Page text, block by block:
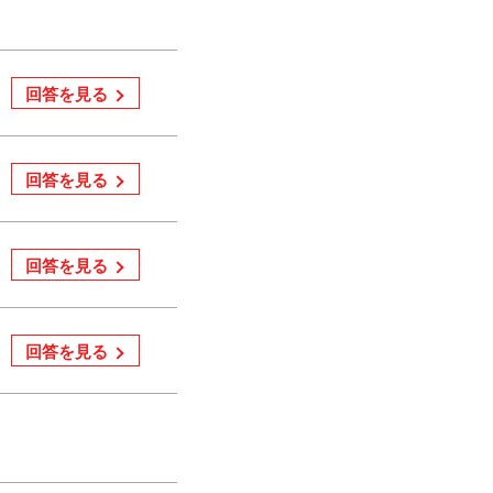
回答を見る
回答を見る
回答を見る
回答を見る